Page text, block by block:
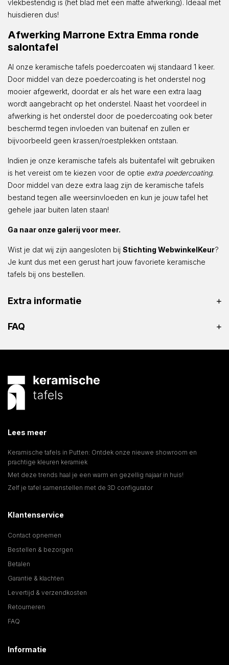
vlekbestendig is (het blad met een matte afwerking). Ideaal met
huisdieren dus!
Afwerking Marrone Extra Emma ronde
salontafel
Al onze keramische tafels poedercoaten wij standaard 1 keer.
Door middel van deze poedercoating is het onderstel nog
mooier afgewerkt, doordat er als het ware een extra laag
wordt aangebracht op het onderstel. Naast het voordeel in
afwerking is het onderstel door de poedercoating ook beter
beschermd tegen invloeden van buitenaf en zullen er
bijvoorbeeld geen krassen/roestplekken ontstaan.
Indien je onze keramische tafels als buitentafel wilt gebruiken
is het vereist om te kiezen voor de optie extra poedercoating.
Door middel van deze extra laag zijn de keramische tafels
bestand tegen alle weersinvloeden en kun je jouw tafel het
gehele jaar buiten laten staan!
Ga naar onze galerij voor meer.
Wist je dat wij zijn aangesloten bij Stichting WebwinkelKeur?
Je kunt dus met een gerust hart jouw favoriete keramische
tafels bij ons bestellen.
Extra informatie
FAQ
Lees meer
Keramische tafels in Putten: Ontdek onze nieuwe showroom en
prachtige kleuren keramiek
Met deze trends haal je een warm en gezellig najaar in huis!
Zelf je tafel samenstellen met de 3D configurator
Klantenservice
Contact opnemen
Bestellen & bezorgen
Betalen
Garantie & klachten
Levertijd & verzendkosten
Retourneren
FAQ
Informatie